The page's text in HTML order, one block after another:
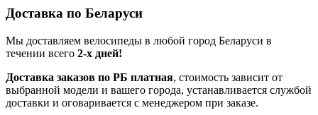
Доставка по Беларуси
Мы доставляем велосипеды в любой город Беларуси в
течении всего 2-х дней!
Доставка заказов по РБ платная, стоимость зависит от
выбранной модели и вашего города, устанавливается службой
доставки и оговаривается с менеджером при заказе.